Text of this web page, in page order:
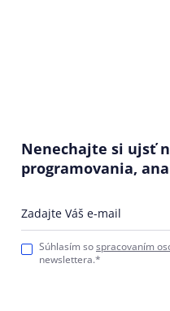
Nenechajte si ujsť
programovania,
Zadajte Váš e-mail
Súhlasím sospracovaním
newslettera.*